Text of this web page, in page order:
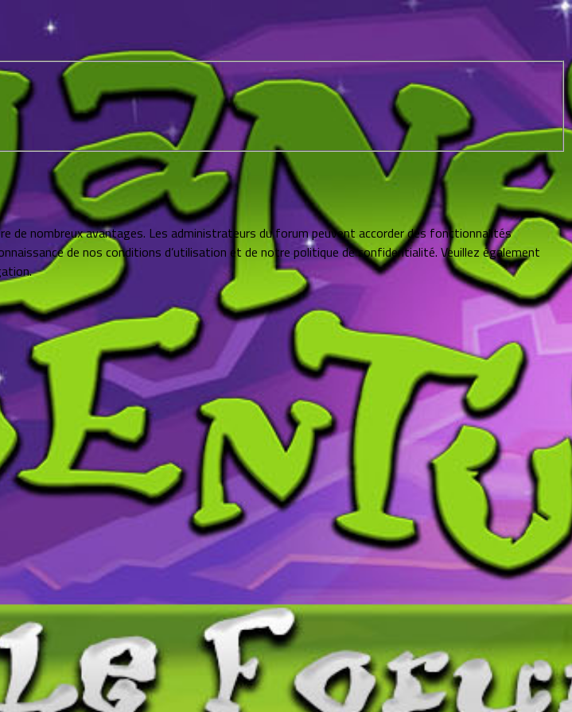
de nombreux avantages. Les administrateurs du forum peuvent accorder des fonctionnalités
de nos conditions d’utilisation et de notre politique de confidentialité. Veuillez également